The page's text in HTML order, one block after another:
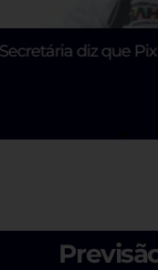
Mobiliza cobra